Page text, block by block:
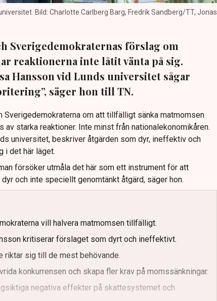
Bild: Charlotte Carlberg Barg, Fredrik Sandberg/TT, Jonas
Sverigedemokraternas förslag om
reaktionerna inte låtit vänta på sig.
Hansson vid Lunds universitet sågar
säger hon till TN.
Sverigedemokraterna om att tillfälligt sänka matmomsen
av starka reaktioner. Inte minst från nationalekonomikåren.
universitet, beskriver åtgärden som dyr, ineffektiv och
i det här läget.
försöker utmåla det här som ett instrument för att
och inte speciellt genomtänkt åtgärd, säger hon.
vill halvera matmomsen tillfälligt.
kritiserar förslaget som dyrt och ineffektivt.
riktar sig till de mest behövande.
konkurrensen och skapa fler krav på momssänkningar.
negativa effekter på skattesystemet och